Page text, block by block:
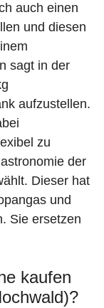
auch einen
und diesen
sagt in der
aufzustellen.
zu
der
Dieser hat
und
Sie ersetzen
kaufen